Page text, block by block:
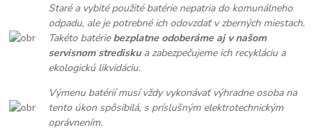
Staré a vybité použité batérie nepatria do komunálneho
odpadu, ale je potrebné ich odovzdať v zberných miestach.
Takéto batérie bezplatne odoberáme aj v našom
servisnom strediskua zabezpečujeme ich recykláciu a
ekologickú likvidáciu.
Výmenu batérií musí vždy vykonávať výhradne osoba na
tento úkon spôsibilá, s príslušným elektrotechnickým
oprávnením.